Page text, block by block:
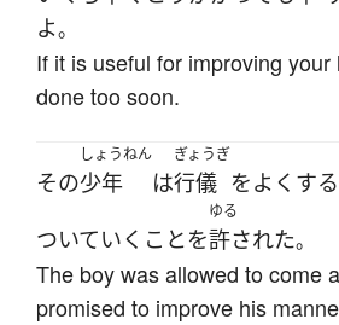
よ。
If it is useful for improving
done too soon.
その
しょうねん
少年 は
ぎょうぎ
行儀 をよくする
ついていく ことを
ゆる
許された。
The boy was allowed to come
promised to improve his